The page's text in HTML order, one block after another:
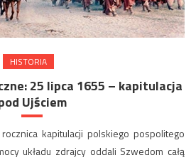
HISTORIA
25 lipca 1655 – kapitulacja
Ujściem
kapitulacji polskiego pospolitego
układu zdrajcy oddali Szwedom całą